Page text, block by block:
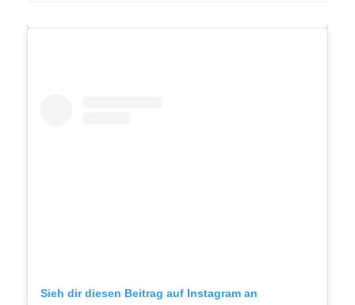
Sieh dir diesen Beitrag auf Instagram an